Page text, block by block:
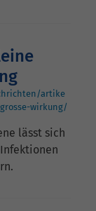
artike
wirkung/
lässt sich